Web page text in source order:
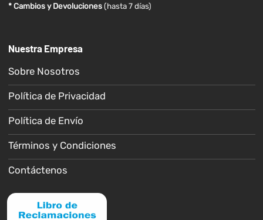
* Cambios y Devoluciones (hasta 7 días)
Nuestra Empresa
Sobre Nosotros
Política de Privacidad
Política de Envío
Términos y Condiciones
Contáctenos